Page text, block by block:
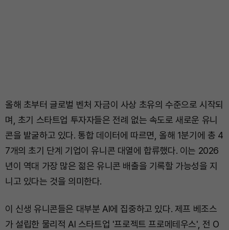
올해 초부터 글로벌 벤처 자금이 사상 초유의 수준으로 시작되
며, 초기 스타트업 투자자들은 전례 없는 속도로 새로운 유니
콘을 발굴하고 있다. 통합 데이터에 따르면, 올해 1분기에 총 4
7개의 초기 단계 기업이 유니콘 대열에 합류했다. 이는 2026
년이 역대 가장 많은 젊은 유니콘 배출을 기록할 가능성을 지
니고 있다는 것을 의미한다.
이 신생 유니콘들은 대부분 AI에 집중하고 있다. 제프 베조스
가 설립한 물리적 AI 스타트업 '프로젝트 프로메테우스', 전 O